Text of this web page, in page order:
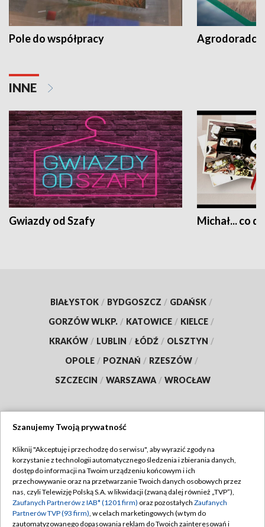
Pole do współpracy Agrodoradcy
INNE
Gwiazdy od Szafy Michał... co
BIAŁYSTOK / BYDGOSZCZ / GDAŃSK /
GORZÓW WLKP. / KATOWICE / KIELCE /
KRAKÓW / LUBLIN / ŁÓDŹ / OLSZTYN /
OPOLE / POZNAŃ / RZESZÓW /
SZCZECIN / WARSZAWA / WROCŁAW
TVP
Abonament TVP
Emisja w TVP
Centrum informacji TVP
Regulamin TVP
Polityka prywatności
Moje zgody
Szanujemy Twoją prywatność
Kliknij "Akceptuję i przechodzę do serwisu", aby wyrazić zgody na
korzystanie z technologii automatycznego śledzenia i zbierania danych,
dostęp do informacji na Twoim urządzeniu końcowym i ich
przechowywanie oraz na przetwarzanie Twoich danych osobowych przez
nas, czyli Telewizję Polską S.A. w likwidacji (zwaną dalej również „TVP”),
Zaufanych Partnerów z IAB* (1201 firm) oraz pozostałych Zaufanych
Partnerów TVP (93 firm), w celach marketingowych (w tym do
zautomatyzowanego dopasowania reklam do Twoich zainteresowań i